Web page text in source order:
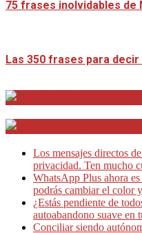
75 frases inolvidables de
Las 350 frases para
Los mensajes directos
privacidad. Ten mucho
WhatsApp Plus ahora
podrás cambiar el color
¿Estás pendiente de
autoabandono suave en
Conciliar siendo